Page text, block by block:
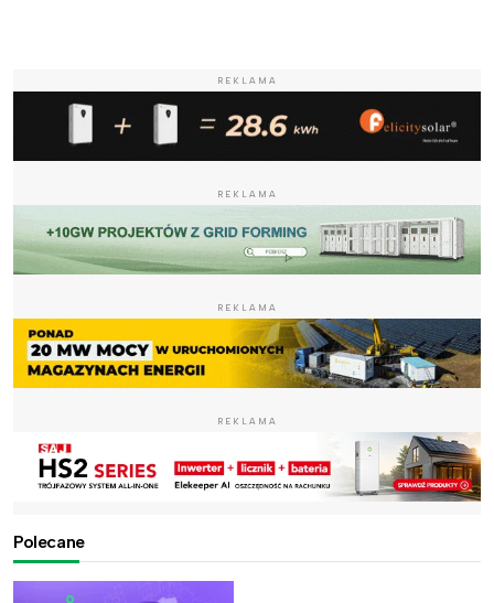
REKLAMA
REKLAMA
REKLAMA
REKLAMA
Polecane